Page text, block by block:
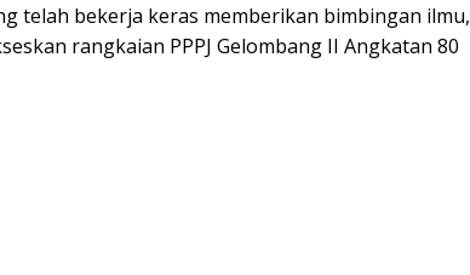
telah bekerja keras memberikan bimbingan ilmu,
rangkaian PPPJ Gelombang II Angkatan 80